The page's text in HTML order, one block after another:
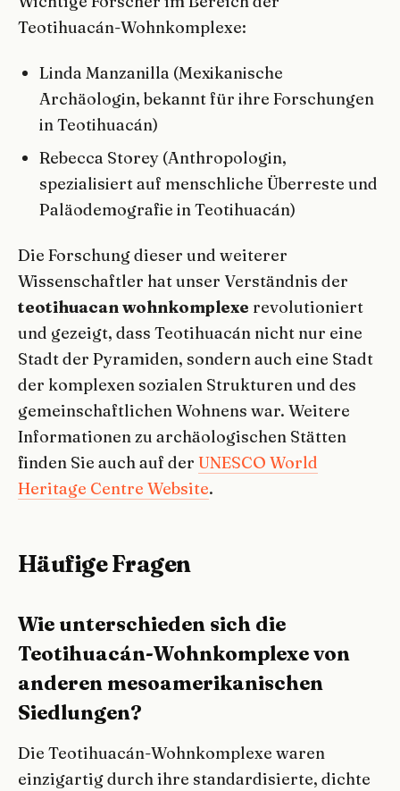
Teotihuacán-Wohnkomplexe:
Linda Manzanilla (Mexikanische
Archäologin, bekannt für ihre Forschungen
in Teotihuacán)
Rebecca Storey (Anthropologin,
spezialisiert auf menschliche Überreste und
Paläodemografie in Teotihuacán)
Die Forschung dieser und weiterer
Wissenschaftler hat unser Verständnis der
teotihuacan wohnkomplexe revolutioniert
und gezeigt, dass Teotihuacán nicht nur eine
Stadt der Pyramiden, sondern auch eine Stadt
der komplexen sozialen Strukturen und des
gemeinschaftlichen Wohnens war. Weitere
Informationen zu archäologischen Stätten
finden Sie auch auf der UNESCO World
Heritage Centre Website.
Häufige Fragen
Wie unterschieden sich die
Teotihuacán-Wohnkomplexe von
anderen mesoamerikanischen
Siedlungen?
Die Teotihuacán-Wohnkomplexe waren
einzigartig durch ihre standardisierte, dichte